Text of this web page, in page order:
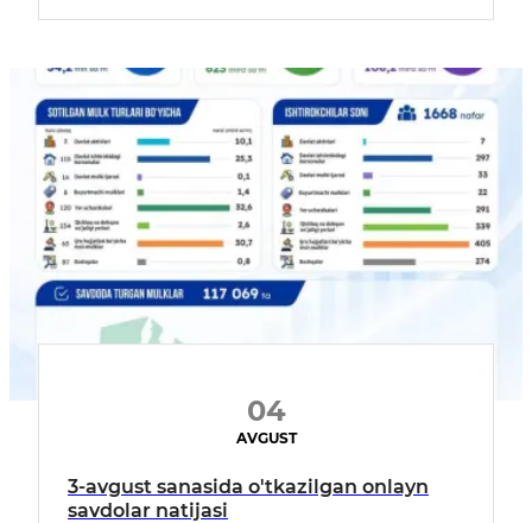
04
AVGUST
3-avgust sanasida o'tkazilgan onlayn
savdolar natijasi